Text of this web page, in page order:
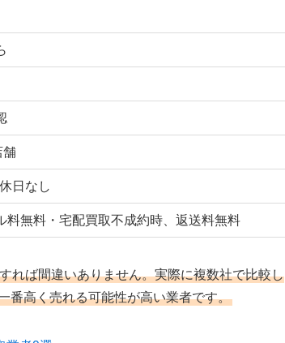
舗
日なし
料無料・宅配買取不成約時、返送料無料
れば間違いありません。実際に複数社で比較し
番高く売れる可能性が高い業者です。